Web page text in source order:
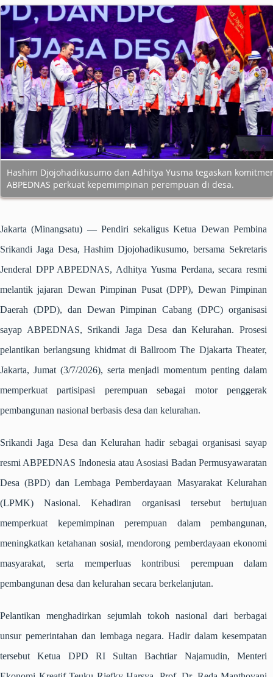
Hashim Djojohadikusumo dan Adhitya Yusma tegaskan
ABPEDNAS perkuat kepemimpinan perempuan di desa.
Jakarta (Minangsatu) — Pendiri sekaligus Ketua Dewan Pembina
Srikandi Jaga Desa, Hashim Djojohadikusumo, bersama Sekretaris
Jenderal DPP ABPEDNAS, Adhitya Yusma Perdana, secara resmi
melantik jajaran Dewan Pimpinan Pusat (DPP), Dewan Pimpinan
Daerah (DPD), dan Dewan Pimpinan Cabang (DPC) organisasi
sayap ABPEDNAS, Srikandi Jaga Desa dan Kelurahan. Prosesi
pelantikan berlangsung khidmat di Ballroom The Djakarta Theater,
Jakarta, Jumat (3/7/2026), serta menjadi momentum penting dalam
memperkuat partisipasi perempuan sebagai motor penggerak
pembangunan nasional berbasis desa dan kelurahan.
Srikandi Jaga Desa dan Kelurahan hadir sebagai organisasi sayap
resmi ABPEDNAS Indonesia atau Asosiasi Badan Permusyawaratan
Desa (BPD) dan Lembaga Pemberdayaan Masyarakat Kelurahan
(LPMK) Nasional. Kehadiran organisasi tersebut bertujuan
memperkuat kepemimpinan perempuan dalam pembangunan,
meningkatkan ketahanan sosial, mendorong pemberdayaan ekonomi
masyarakat, serta memperluas kontribusi perempuan dalam
pembangunan desa dan kelurahan secara berkelanjutan.
Pelantikan menghadirkan sejumlah tokoh nasional dari berbagai
unsur pemerintahan dan lembaga negara. Hadir dalam kesempatan
tersebut Ketua DPD RI Sultan Bachtiar Najamudin, Menteri